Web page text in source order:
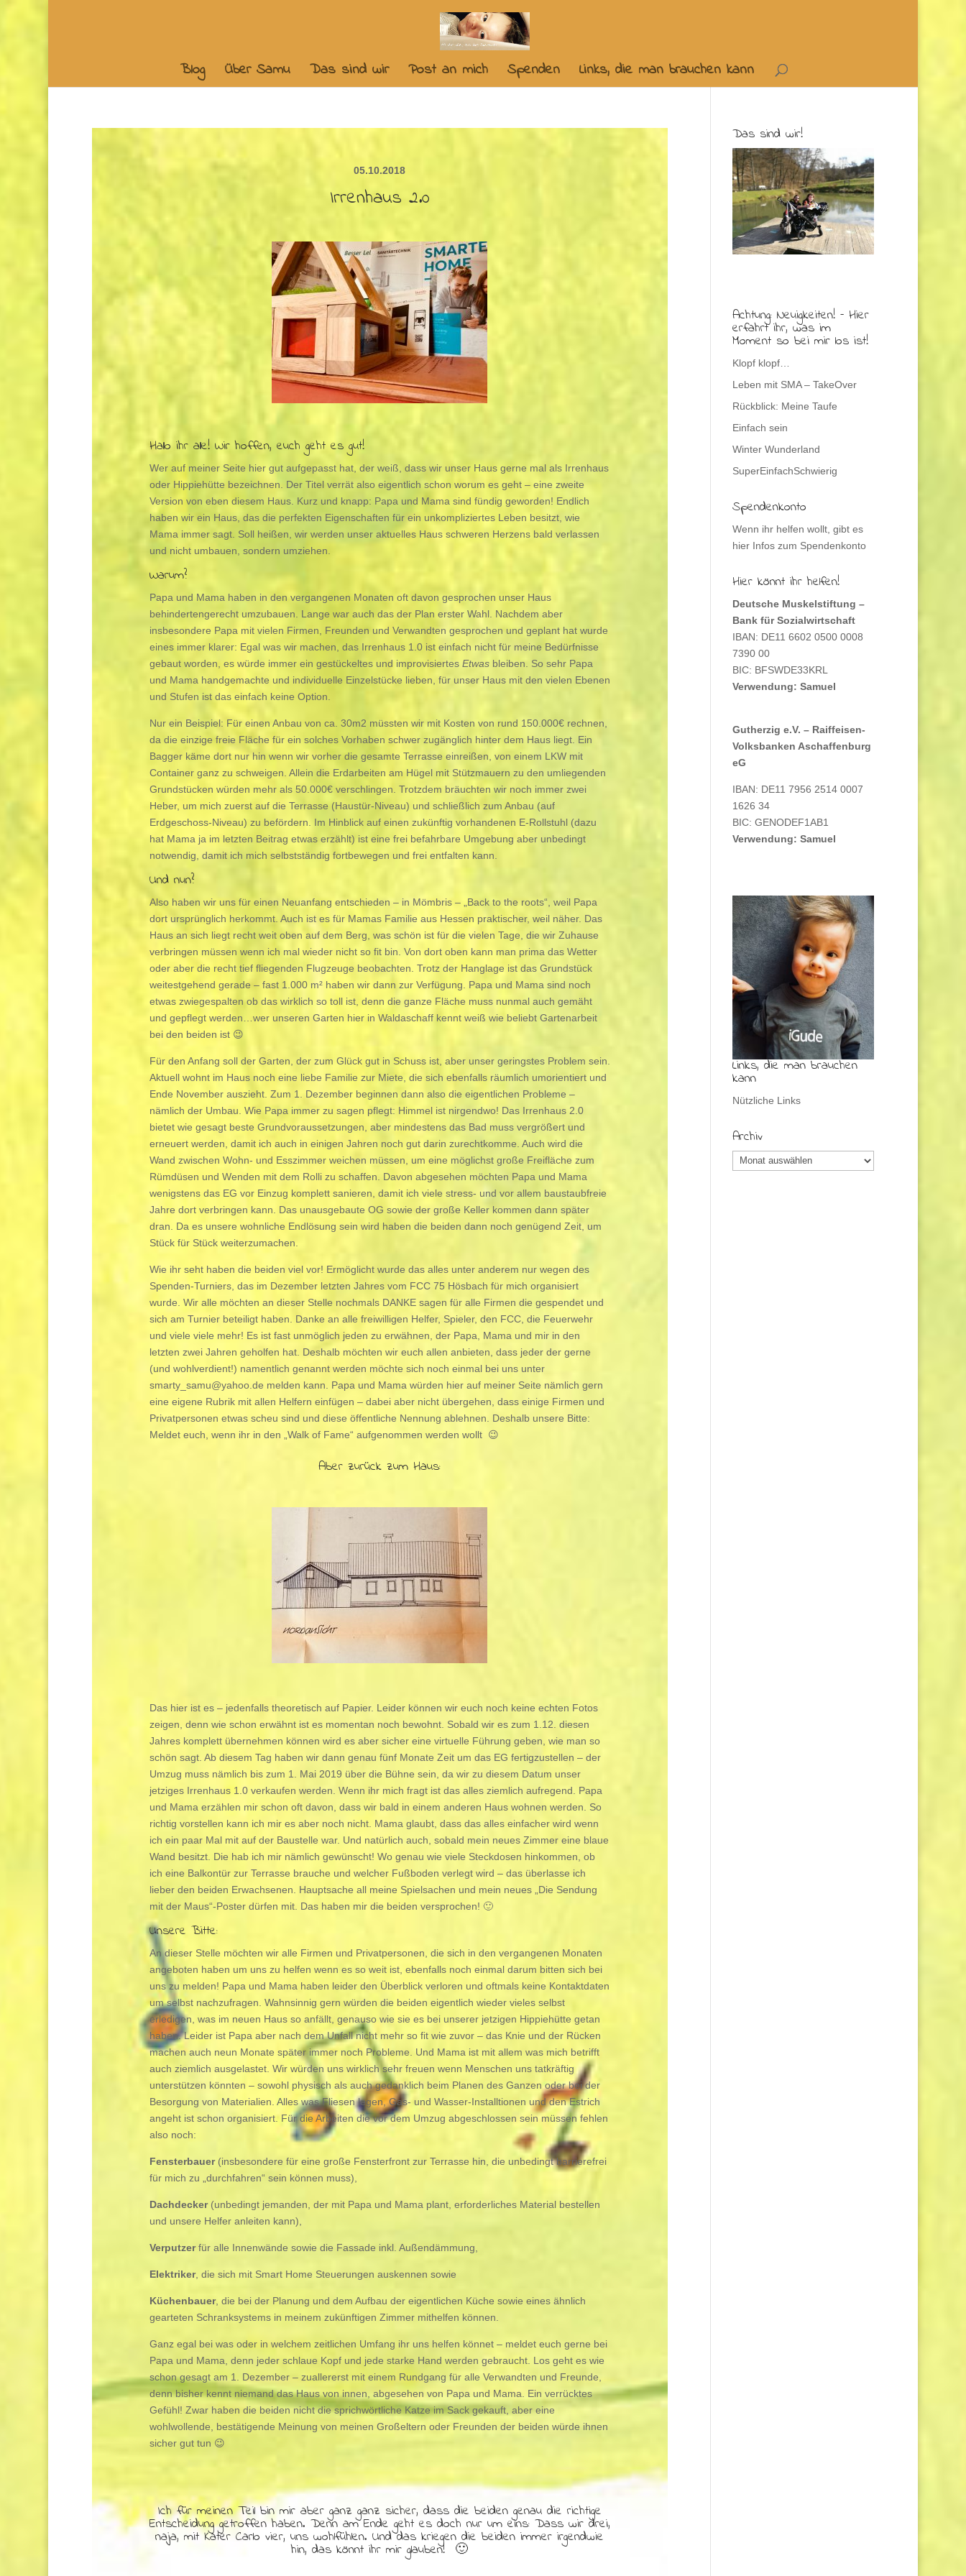
Blog Über Samu Das sind wir Post an mich Spenden Links, die man brauchen kann
05.10.2018
Irrenhaus 2.0
Hallo ihr alle! Wir hoffen, euch geht es gut!
Wer auf meiner Seite hier gut aufgepasst hat, der weiß, dass wir unser Haus gerne mal als Irrenhaus
oder Hippiehütte bezeichnen. Der Titel verrät also eigentlich schon worum es geht – eine zweite
Version von eben diesem Haus. Kurz und knapp: Papa und Mama sind fündig geworden! Endlich
haben wir ein Haus, das die perfekten Eigenschaften für ein unkompliziertes Leben besitzt, wie
Mama immer sagt. Soll heißen, wir werden unser aktuelles Haus schweren Herzens bald verlassen
und nicht umbauen, sondern umziehen.
Warum?
Papa und Mama haben in den vergangenen Monaten oft davon gesprochen unser Haus
behindertengerecht umzubauen. Lange war auch das der Plan erster Wahl. Nachdem aber
insbesondere Papa mit vielen Firmen, Freunden und Verwandten gesprochen und geplant hat wurde
eines immer klarer: Egal was wir machen, das Irrenhaus 1.0 ist einfach nicht für meine Bedürfnisse
gebaut worden, es würde immer ein gestückeltes und improvisiertes Etwasbleiben. So sehr Papa
und Mama handgemachte und individuelle Einzelstücke lieben, für unser Haus mit den vielen Ebenen
und Stufen ist das einfach keine Option.
Nur ein Beispiel: Für einen Anbau von ca. 30m2 müssten wir mit Kosten von rund 150.000€ rechnen,
da die einzige freie Fläche für ein solches Vorhaben schwer zugänglich hinter dem Haus liegt. Ein
Bagger käme dort nur hin wenn wir vorher die gesamte Terrasse einreißen, von einem LKW mit
Container ganz zu schweigen. Allein die Erdarbeiten am Hügel mit Stützmauern zu den umliegenden
Grundstücken würden mehr als 50.000€ verschlingen. Trotzdem bräuchten wir noch immer zwei
Heber, um mich zuerst auf die Terrasse (Haustür-Niveau) und schließlich zum Anbau (auf
Erdgeschoss-Niveau) zu befördern. Im Hinblick auf einen zukünftig vorhandenen E-Rollstuhl (dazu
hat Mama ja im letzten Beitrag etwas erzählt) ist eine frei befahrbare Umgebung aber unbedingt
notwendig, damit ich mich selbstständig fortbewegen und frei entfalten kann.
Und nun?
Also haben wir uns für einen Neuanfang entschieden – in Mömbris – „Back to the roots“, weil Papa
dort ursprünglich herkommt. Auch ist es für Mamas Familie aus Hessen praktischer, weil näher. Das
Haus an sich liegt recht weit oben auf dem Berg, was schön ist für die vielen Tage, die wir Zuhause
verbringen müssen wenn ich mal wieder nicht so fit bin. Von dort oben kann man prima das Wetter
oder aber die recht tief fliegenden Flugzeuge beobachten. Trotz der Hanglage ist das Grundstück
weitestgehend gerade – fast 1.000 m² haben wir dann zur Verfügung. Papa und Mama sind noch
etwas zwiegespalten ob das wirklich so toll ist, denn die ganze Fläche muss nunmal auch gemäht
und gepflegt werden…wer unseren Garten hier in Waldaschaff kennt weiß wie beliebt Gartenarbeit
bei den beiden ist 😉
Für den Anfang soll der Garten, der zum Glück gut in Schuss ist, aber unser geringstes Problem sein.
Aktuell wohnt im Haus noch eine liebe Familie zur Miete, die sich ebenfalls räumlich umorientiert und
Ende November auszieht. Zum 1. Dezember beginnen dann also die eigentlichen Probleme –
nämlich der Umbau. Wie Papa immer zu sagen pflegt: Himmel ist nirgendwo! Das Irrenhaus 2.0
bietet wie gesagt beste Grundvoraussetzungen, aber mindestens das Bad muss vergrößert und
erneuert werden, damit ich auch in einigen Jahren noch gut darin zurechtkomme. Auch wird die
Wand zwischen Wohn- und Esszimmer weichen müssen, um eine möglichst große Freifläche zum
Rümdüsen und Wenden mit dem Rolli zu schaffen. Davon abgesehen möchten Papa und Mama
wenigstens das EG vor Einzug komplett sanieren, damit ich viele stress- und vor allem baustaubfreie
Jahre dort verbringen kann. Das unausgebaute OG sowie der große Keller kommen dann später
dran. Da es unsere wohnliche Endlösung sein wird haben die beiden dann noch genügend Zeit, um
Stück für Stück weiterzumachen.
Wie ihr seht haben die beiden viel vor! Ermöglicht wurde das alles unter anderem nur wegen des
Spenden-Turniers, das im Dezember letzten Jahres vom FCC 75 Hösbach für mich organisiert
wurde. Wir alle möchten an dieser Stelle nochmals DANKE sagen für alle Firmen die gespendet und
sich am Turnier beteiligt haben. Danke an alle freiwilligen Helfer, Spieler, den FCC, die Feuerwehr
und viele viele mehr! Es ist fast unmöglich jeden zu erwähnen, der Papa, Mama und mir in den
letzten zwei Jahren geholfen hat. Deshalb möchten wir euch allen anbieten, dass jeder der gerne
(und wohlverdient!) namentlich genannt werden möchte sich noch einmal bei uns unter
smarty_samu@yahoo.de melden kann. Papa und Mama würden hier auf meiner Seite nämlich gern
eine eigene Rubrik mit allen Helfern einfügen – dabei aber nicht übergehen, dass einige Firmen und
Privatpersonen etwas scheu sind und diese öffentliche Nennung ablehnen. Deshalb unsere Bitte:
Meldet euch, wenn ihr in den „Walk of Fame“ aufgenommen werden wollt 😉
Aber zurück zum Haus:
Das hier ist es – jedenfalls theoretisch auf Papier. Leider können wir euch noch keine echten Fotos
zeigen, denn wie schon erwähnt ist es momentan noch bewohnt. Sobald wir es zum 1.12. diesen
Jahres komplett übernehmen können wird es aber sicher eine virtuelle Führung geben, wie man so
schön sagt. Ab diesem Tag haben wir dann genau fünf Monate Zeit um das EG fertigzustellen – der
Umzug muss nämlich bis zum 1. Mai 2019 über die Bühne sein, da wir zu diesem Datum unser
jetziges Irrenhaus 1.0 verkaufen werden. Wenn ihr mich fragt ist das alles ziemlich aufregend. Papa
und Mama erzählen mir schon oft davon, dass wir bald in einem anderen Haus wohnen werden. So
richtig vorstellen kann ich mir es aber noch nicht. Mama glaubt, dass das alles einfacher wird wenn
ich ein paar Mal mit auf der Baustelle war. Und natürlich auch, sobald mein neues Zimmer eine blaue
Wand besitzt. Die hab ich mir nämlich gewünscht! Wo genau wie viele Steckdosen hinkommen, ob
ich eine Balkontür zur Terrasse brauche und welcher Fußboden verlegt wird – das überlasse ich
lieber den beiden Erwachsenen. Hauptsache all meine Spielsachen und mein neues „Die Sendung
mit der Maus“-Poster dürfen mit. Das haben mir die beiden versprochen! 🙂
Unsere Bitte:
An dieser Stelle möchten wir alle Firmen und Privatpersonen, die sich in den vergangenen Monaten
angeboten haben um uns zu helfen wenn es so weit ist, ebenfalls noch einmal darum bitten sich bei
uns zu melden! Papa und Mama haben leider den Überblick verloren und oftmals keine Kontaktdaten
um selbst nachzufragen. Wahnsinnig gern würden die beiden eigentlich wieder vieles selbst
erledigen, was im neuen Haus so anfällt, genauso wie sie es bei unserer jetzigen Hippiehütte getan
haben. Leider ist Papa aber nach dem Unfall nicht mehr so fit wie zuvor – das Knie und der Rücken
machen auch neun Monate später immer noch Probleme. Und Mama ist mit allem was mich betrifft
auch ziemlich ausgelastet. Wir würden uns wirklich sehr freuen wenn Menschen uns tatkräftig
unterstützen könnten – sowohl physisch als auch gedanklich beim Planen des Ganzen oder bei der
Besorgung von Materialien. Alles was Fliesen legen, Gas- und Wasser-Installtionen und den Estrich
angeht ist schon organisiert. Für die Arbeiten die vor dem Umzug abgeschlossen sein müssen fehlen
also noch:
Fensterbauer(insbesondere für eine große Fensterfront zur Terrasse hin, die unbedingt barrierefrei
für mich zu „durchfahren“ sein können muss),
Dachdecker(unbedingt jemanden, der mit Papa und Mama plant, erforderliches Material bestellen
und unsere Helfer anleiten kann),
Verputzerfür alle Innenwände sowie die Fassade inkl. Außendämmung,
Elektriker, die sich mit Smart Home Steuerungen auskennen sowie
Küchenbauer, die bei der Planung und dem Aufbau der eigentlichen Küche sowie eines ähnlich
gearteten Schranksystems in meinem zukünftigen Zimmer mithelfen können.
Ganz egal bei was oder in welchem zeitlichen Umfang ihr uns helfen könnet – meldet euch gerne bei
Papa und Mama, denn jeder schlaue Kopf und jede starke Hand werden gebraucht. Los geht es wie
schon gesagt am 1. Dezember – zuallererst mit einem Rundgang für alle Verwandten und Freunde,
denn bisher kennt niemand das Haus von innen, abgesehen von Papa und Mama. Ein verrücktes
Gefühl! Zwar haben die beiden nicht die sprichwörtliche Katze im Sack gekauft, aber eine
wohlwollende, bestätigende Meinung von meinen Großeltern oder Freunden der beiden würde ihnen
sicher gut tun 😉
Ich für meinen Teil bin mir aber ganz ganz sicher, dass die beiden genau die richtige
Entscheidung getroffen haben. Denn am Ende geht es doch nur um eins: Dass wir drei,
naja, mit Kater Carlo vier, uns wohlfühlen. Und das kriegen die beiden immer irgendwie
hin, das könnt ihr mir glauben! 🙂
Das sind wir!
Achtung: Neuigkeiten! – Hier
erfahrt ihr, was im
Moment so bei mir los ist!
Klopf klopf…
Leben mit SMA – TakeOver
Rückblick: Meine Taufe
Einfach sein
Winter Wunderland
SuperEinfachSchwierig
Spendenkonto
Wenn ihr helfen wollt, gibt es
hier Infos zum Spendenkonto
Hier könnt ihr helfen!
Deutsche Muskelstiftung –
Bank für Sozialwirtschaft
IBAN: DE11 6602 0500 0008
7390 00
BIC: BFSWDE33KRL
Verwendung: Samuel
Gutherzig e.V. – Raiffeisen-
Volksbanken Aschaffenburg
eG
IBAN: DE11 7956 2514 0007
1626 34
BIC: GENODEF1AB1
Verwendung: Samuel
Links, die man brauchen
kann
Nützliche Links
Archiv
Archiv